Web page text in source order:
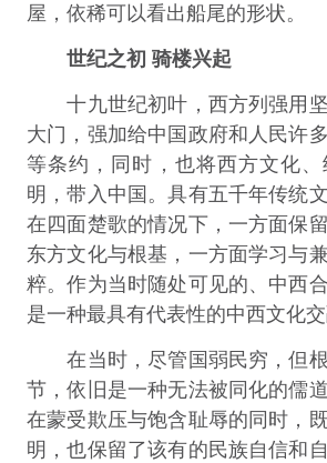
屋，依稀可以看出船尾的形状。
世纪之初 骑楼兴起
十九世纪初叶，西方列强用坚
大门，强加给中国政府和人民许
等条约，同时，也将西方文化
明，带入中国。具有五千年传统
在四面楚歌的情况下，一方面保
东方文化与根基，一方面学习与
粹。作为当时随处可见的、中西
是一种最具有代表性的中西文化交
在当时，尽管国弱民穷，但根
节，依旧是一种无法被同化的儒
在蒙受欺压与饱含耻辱的同时，
明，也保留了该有的民族自信和